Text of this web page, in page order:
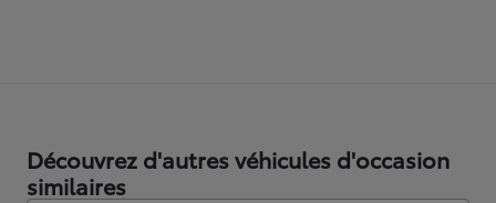
Découvrez d'autres véhicules d'occasion
similaires